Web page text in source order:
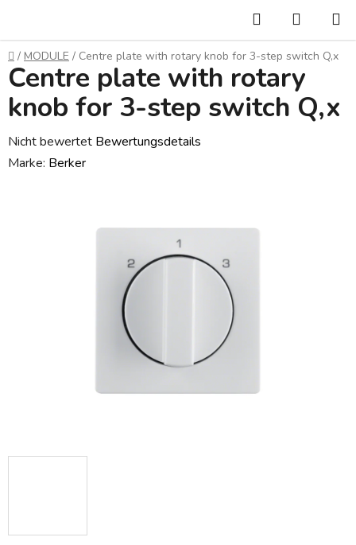
springen
Suchen
Startseite
/ MODULE / Centre plate with rotary knob for 3-step switch Q,x
Centre plate with rotary
knob for 3-step switch Q,x
Die
durchschnittliche
Nicht bewertet Bewertungsdetails
Marke: Berker